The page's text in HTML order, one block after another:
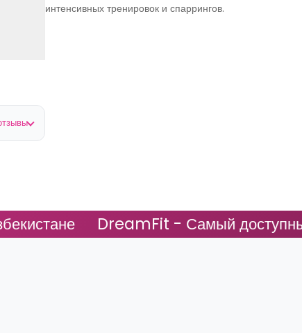
интенсивных тренировок и спаррингов.
DreamFit - Самый доступный в